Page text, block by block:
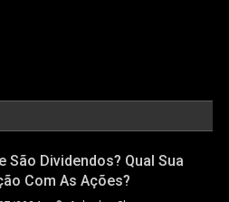
São Dividendos? Qual Sua
Com As Ações?